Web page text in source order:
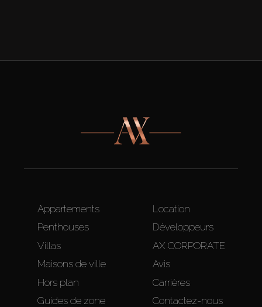
Appartements
Penthouses
Villas
Maisons de ville
Hors plan
Guides de zone
Location
Développeurs
AX CORPORATE
Avis
Carrières
Contactez-nous